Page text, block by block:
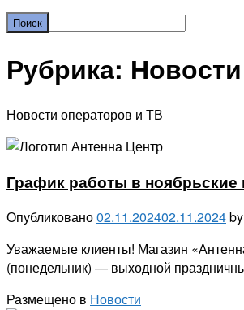
Рубрика: Новости
Новости операторов и ТВ
График работы в ноябрьские
Опубликовано02.11.202402.11.2024by
Уважаемые клиенты! Магазин
(понедельник) — выходной
Размещено в Новости